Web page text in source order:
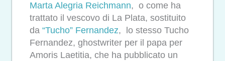
Marta Alegria Reichmann, o come ha
trattato il vescovo di La Plata, sostituito
da “Tucho” Fernandez, lo stesso Tucho
Fernandez, ghostwriter per il papa per
Amoris Laetitia, che ha pubblicato un